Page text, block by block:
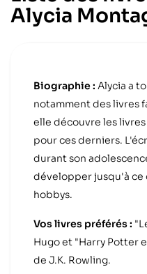
Alycia
Biographie : Alycia a
notamment des livres
elle découvre les
pour ces derniers.
durant son
développer jusqu'à ce
hobbys.
Vos livres préférés :
Hugo et "Harry Potter
de J.K. Rowling.